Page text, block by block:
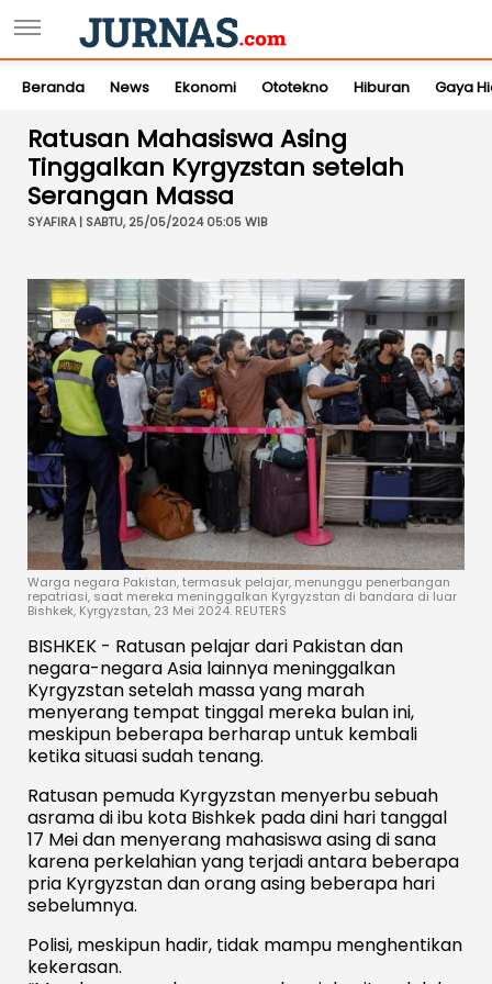
Beranda News Ekonomi Ototekno Hiburan Gaya
Ratusan Mahasiswa Asing
Tinggalkan Kyrgyzstan setelah
Serangan Massa
SYAFIRA | SABTU, 25/05/2024 05:05 WIB
Warga negara Pakistan, termasuk pelajar, menunggu penerbangan
repatriasi, saat mereka meninggalkan Kyrgyzstan di bandara di luar
Bishkek, Kyrgyzstan, 23 Mei 2024. REUTERS
BISHKEK - Ratusan pelajar dari Pakistan dan
negara-negara Asia lainnya meninggalkan
Kyrgyzstan setelah massa yang marah
menyerang tempat tinggal mereka bulan ini,
meskipun beberapa berharap untuk kembali
ketika situasi sudah tenang.
Ratusan pemuda Kyrgyzstan menyerbu sebuah
asrama di ibu kota Bishkek pada dini hari tanggal
17 Mei dan menyerang mahasiswa asing di sana
karena perkelahian yang terjadi antara beberapa
pria Kyrgyzstan dan orang asing beberapa hari
sebelumnya.
Polisi, meskipun hadir, tidak mampu menghentikan
kekerasan.